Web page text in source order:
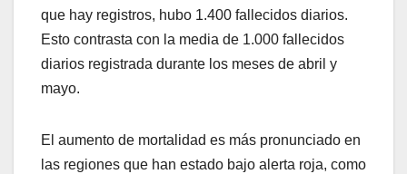
que hay registros, hubo 1.400 fallecidos diarios.
Esto contrasta con la media de 1.000 fallecidos
diarios registrada durante los meses de abril y
mayo.
El aumento de mortalidad es más pronunciado en
las regiones que han estado bajo alerta roja, como